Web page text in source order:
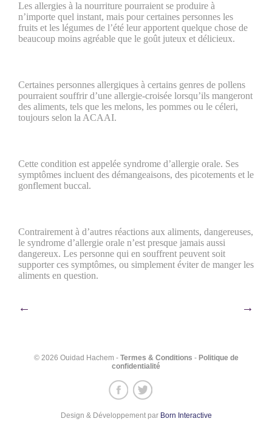
Les allergies à la nourriture pourraient se produire à
n’importe quel instant, mais pour certaines personnes les
fruits et les légumes de l’été leur apportent quelque chose de
beaucoup moins agréable que le goût juteux et délicieux.
Certaines personnes allergiques à certains genres de pollens
pourraient souffrir d’une allergie-croisée lorsqu’ils mangeront
des aliments, tels que les melons, les pommes ou le céleri,
toujours selon la ACAAI.
Cette condition est appelée syndrome d’allergie orale. Ses
symptômes incluent des démangeaisons, des picotements et le
gonflement buccal.
Contrairement à d’autres réactions aux aliments, dangereuses,
le syndrome d’allergie orale n’est presque jamais aussi
dangereux. Les personne qui en souffrent peuvent soit
supporter ces symptômes, ou simplement éviter de manger les
aliments en question.
Navigation
l’article
← →
© 2026 Ouidad Hachem - Termes & Conditions - Politique de
confidentialité
Design & Développement par Born Interactive